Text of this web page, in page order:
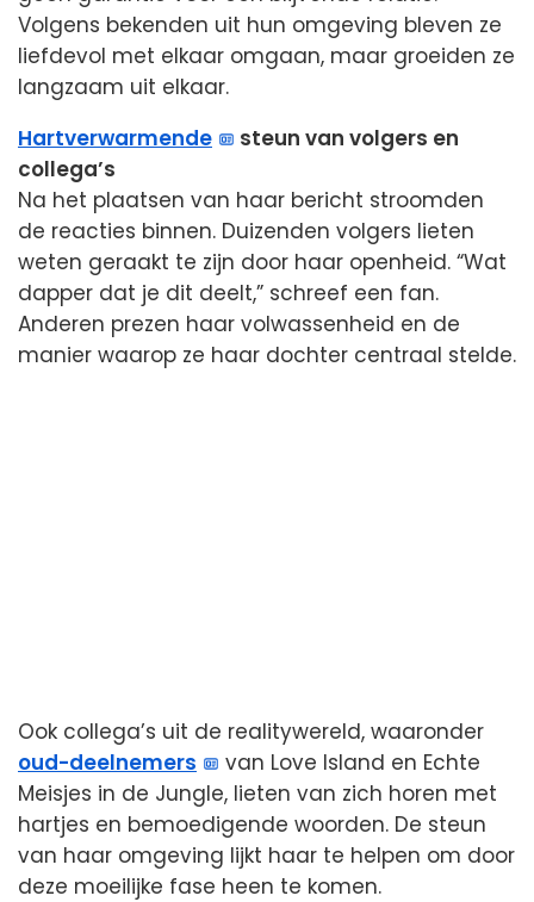
Volgens bekenden uit hun omgeving bleven ze
liefdevol met elkaar omgaan, maar groeiden ze
langzaam uit elkaar.
Hartverwarmende
steun van volgers en
collega’s
Na het plaatsen van haar bericht stroomden
de reacties binnen. Duizenden volgers lieten
weten geraakt te zijn door haar openheid. “Wat
dapper dat je dit deelt,” schreef een fan.
Anderen prezen haar volwassenheid en de
manier waarop ze haar dochter centraal stelde.
Ook collega’s uit de realitywereld, waaronder
oud-deelnemers
van Love Island en Echte
Meisjes in de Jungle, lieten van zich horen met
hartjes en bemoedigende woorden. De steun
van haar omgeving lijkt haar te helpen om door
deze moeilijke fase heen te komen.